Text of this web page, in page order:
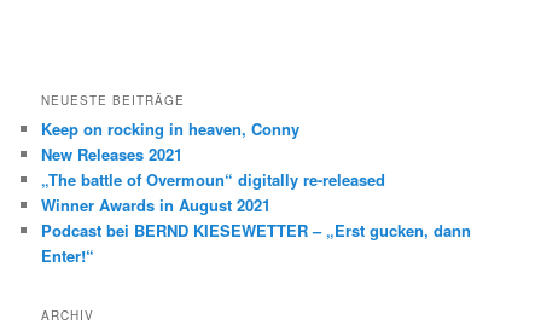
NEUESTE BEITRÄGE
Keep on rocking in heaven, Conny
New Releases 2021
„The battle of Overmoun“ digitally re-released
Winner Awards in August 2021
Podcast bei BERND KIESEWETTER – „Erst gucken, dann
Enter!“
ARCHIV